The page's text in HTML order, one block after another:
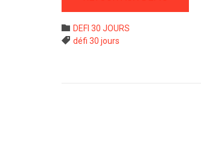
 Category
DEFI 30 JOURS
 Tags
défi 30 jours